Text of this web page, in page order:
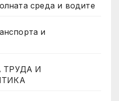
среда и водите
и
ТРУДА И